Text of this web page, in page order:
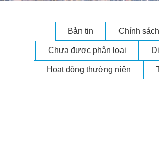
Bản tin Chính sách
Chưa được phân loại
Hoạt động thường niên